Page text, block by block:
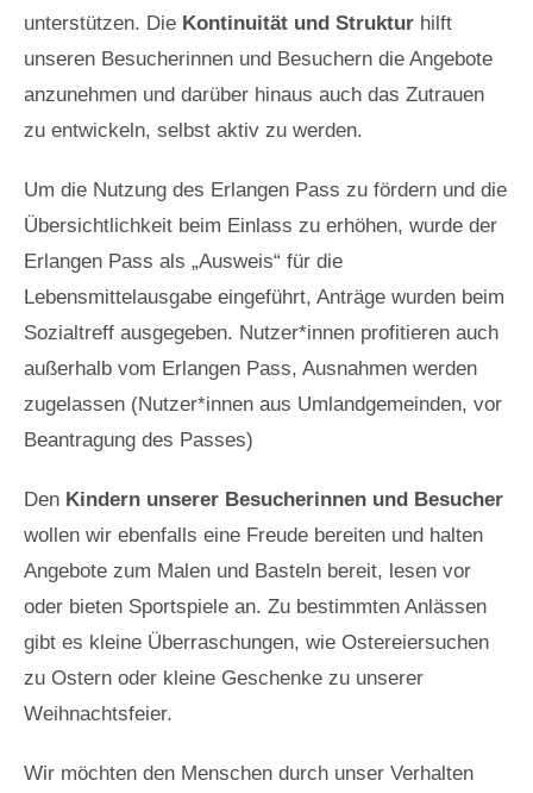
unterstützen. Die Kontinuität und Struktur hilft
unseren Besucherinnen und Besuchern die Angebote
anzunehmen und darüber hinaus auch das Zutrauen
zu entwickeln, selbst aktiv zu werden.
Um die Nutzung des Erlangen Pass zu fördern und die
Übersichtlichkeit beim Einlass zu erhöhen, wurde der
Erlangen Pass als „Ausweis“ für die
Lebensmittelausgabe eingeführt, Anträge wurden beim
Sozialtreff ausgegeben. Nutzer*innen profitieren auch
außerhalb vom Erlangen Pass, Ausnahmen werden
zugelassen (Nutzer*innen aus Umlandgemeinden, vor
Beantragung des Passes)
Den Kindern unserer Besucherinnen und Besucher
wollen wir ebenfalls eine Freude bereiten und halten
Angebote zum Malen und Basteln bereit, lesen vor
oder bieten Sportspiele an. Zu bestimmten Anlässen
gibt es kleine Überraschungen, wie Ostereiersuchen
zu Ostern oder kleine Geschenke zu unserer
Weihnachtsfeier.
Wir möchten den Menschen durch unser Verhalten